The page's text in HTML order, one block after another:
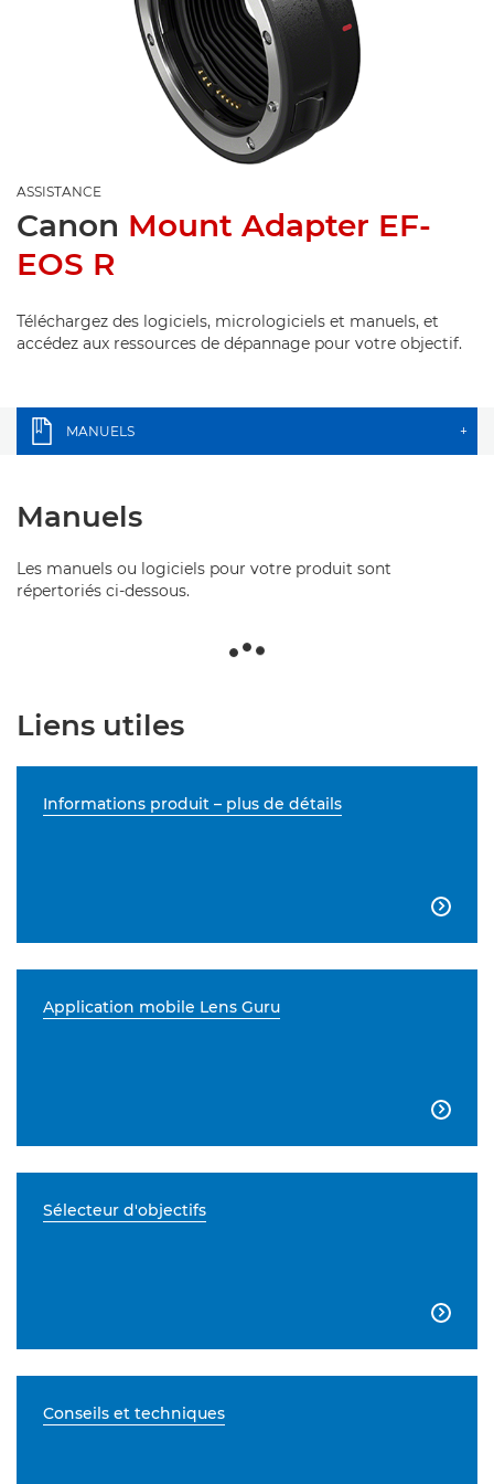
ASSISTANCE
Canon Mount Adapter EF-
EOS R
Téléchargez des logiciels, micrologiciels et manuels, et
accédez aux ressources de dépannage pour votre objectif.
MANUELS +
Manuels
Les manuels ou logiciels pour votre produit sont
répertoriés ci-dessous.
Liens utiles
Informations produit – plus de détails

Application mobile Lens Guru

Sélecteur d'objectifs

Conseils et techniques